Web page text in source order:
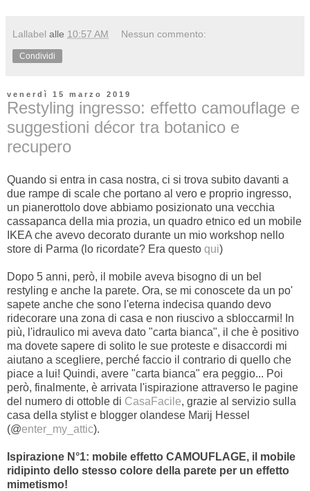
Lallabel alle 10:57 AM Nessun commento:
Condividi
venerdì 15 marzo 2019
Restyling ingresso: effetto camouflage e
suggestioni décor tra botanico e
recupero
Quando si entra in casa nostra, ci si trova subito davanti a
due rampe di scale che portano al vero e proprio ingresso,
un pianerottolo dove abbiamo posizionato una vecchia
cassapanca della mia prozia, un quadro etnico ed un mobile
IKEA che avevo decorato durante un mio workshop nello
store di Parma (lo ricordate? Era questo qui)
Dopo 5 anni, però, il mobile aveva bisogno di un bel
restyling e anche la parete. Ora, se mi conoscete da un po'
sapete anche che sono l'eterna indecisa quando devo
ridecorare una zona di casa e non riuscivo a sbloccarmi! In
più, l'idraulico mi aveva dato "carta bianca", il che è positivo
ma dovete sapere di solito le sue proteste e disaccordi mi
aiutano a scegliere, perché faccio il contrario di quello che
piace a lui! Quindi, avere "carta bianca" era peggio... Poi
però, finalmente, è arrivata l'ispirazione attraverso le pagine
del numero di ottoble di CasaFacile, grazie al servizio sulla
casa della stylist e blogger olandese Marij Hessel
(@enter_my_attic).
Ispirazione N°1: mobile effetto CAMOUFLAGE, il mobile
ridipinto dello stesso colore della parete per un effetto
mimetismo!